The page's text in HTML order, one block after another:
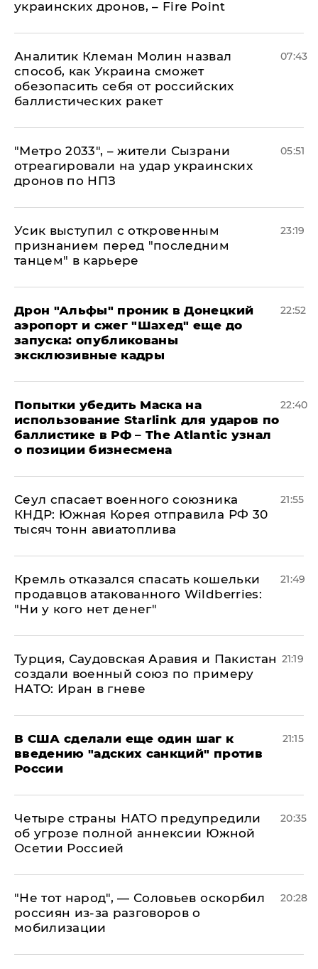
украинских дронов, – Fire Point
Аналитик Клеман Молин назвал
способ, как Украина сможет
обезопасить себя от российских
баллистических ракет
07:43
"Метро 2033", – жители Сызрани
отреагировали на удар украинских
дронов по НПЗ
05:51
Усик выступил с откровенным
признанием перед "последним
танцем" в карьере
23:19
Дрон "Альфы" проник в Донецкий
аэропорт и сжег "Шахед" еще до
запуска: опубликованы
эксклюзивные кадры
22:52
Попытки убедить Маска на
использование Starlink для ударов по
баллистике в РФ – The Atlantic узнал
о позиции бизнесмена
22:40
​Сеул спасает военного союзника
КНДР: Южная Корея отправила РФ 30
тысяч тонн авиатоплива
21:55
Кремль отказался спасать кошельки
продавцов атакованного Wildberries:
"Ни у кого нет денег"
21:49
Турция, Саудовская Аравия и Пакистан
создали военный союз по примеру
НАТО: Иран в гневе
21:19
В США сделали еще один шаг к
введению "адских санкций" против
России
21:15
Четыре страны НАТО предупредили
об угрозе полной аннексии Южной
Осетии Россией
20:35
​"Не тот народ", — Соловьев оскорбил
россиян из-за разговоров о
мобилизации
20:28